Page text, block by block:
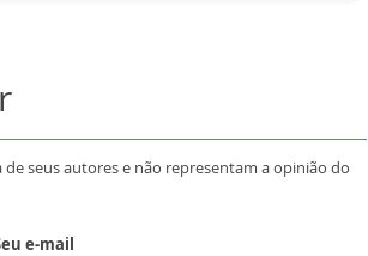
seus autores e não representam a opinião do
e-mail